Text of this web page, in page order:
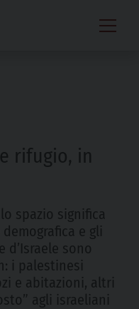
rifugio, in
spazio significa
e gli
sono
i palestinesi
e abitazioni, altri
agli israeliani